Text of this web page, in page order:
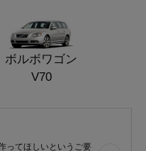
ボルボワゴン
V70
ってほしいというご要